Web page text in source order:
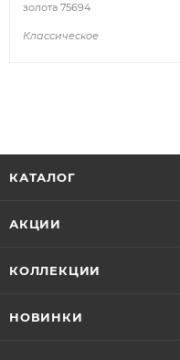
золота 75694
Классическое
КАТАЛОГ
АКЦИИ
КОЛЛЕКЦИИ
НОВИНКИ